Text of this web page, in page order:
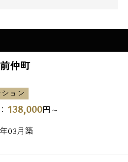
仲町
ョン
138,000円～
03月築
せ
い合わせ